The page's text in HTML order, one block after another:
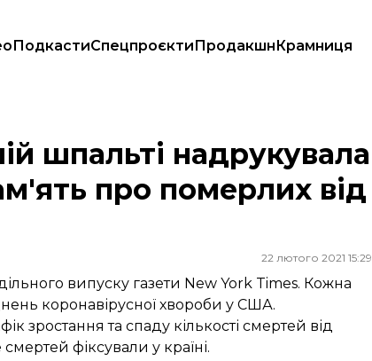
ПодкастиСпецпроєктиПродакшнКрамниця
про померлих від COVID-19
шпальті надрукувала
про померлих від
22 лютого 2021 15:29
випуску газети New York Times. Кожна
коронавірусної хвороби у США.
зростання та спаду кількості смертей від
фіксували у країні.